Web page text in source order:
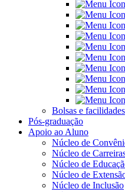
Bolsas e facilidades
Pós-graduação
Apoio ao Aluno
Núcleo de
Núcleo de
Núcleo de
Núcleo de
Núcleo de Inclusão